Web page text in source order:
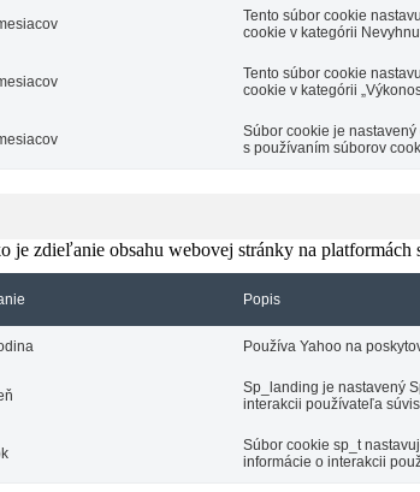
Tento súbor cookie
cookie v kategórii
Tento súbor cookie
cookie v kategórii
Súbor cookie je
s používaním súborov
zdieľanie obsahu webovej stránky na
Popis
Používa Yahoo na
Sp_landing je nastavený
interakcii používateľa
Súbor cookie sp_t
informácie o interakcii